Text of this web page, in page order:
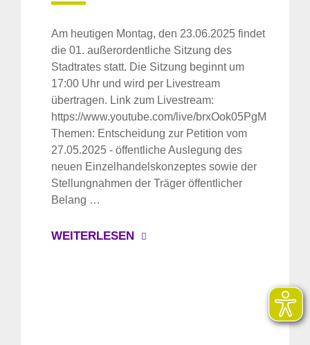
Am heutigen Montag, den 23.06.2025 findet
die 01. außerordentliche Sitzung des
Stadtrates statt. Die Sitzung beginnt um
17:00 Uhr und wird per Livestream
übertragen. Link zum Livestream:
https://www.youtube.com/live/brxOok05PgM
Themen: Entscheidung zur Petition vom
27.05.2025 - öffentliche Auslegung des
neuen Einzelhandelskonzeptes sowie der
Stellungnahmen der Träger öffentlicher
Belang …
WEITERLESEN